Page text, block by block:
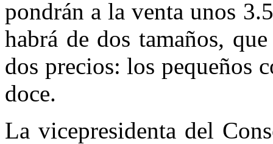
pondrán a la venta unos
habrá de dos tamaños,
dos precios: los pequeños
doce.
La vicepresidenta del